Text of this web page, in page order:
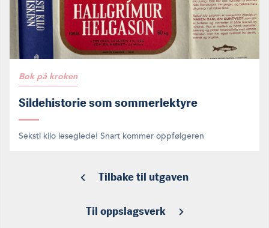
Bok på kroken
Sildehistorie som sommerlektyre
Seksti kilo leseglede! Snart kommer oppfølgeren
Tilbake til utgaven
Til oppslagsverk